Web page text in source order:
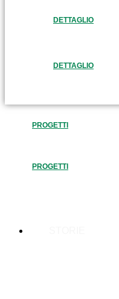
DETTAGLIO
DETTAGLIO
PROGETTI
PROGETTI